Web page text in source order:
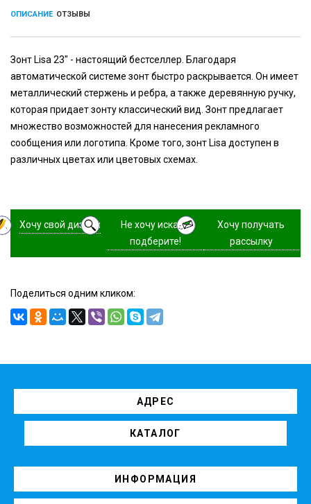
ОПИСАНИЕ ОТЗЫВЫ
Зонт Lisa 23" - настоящий бестселлер. Благодаря
автоматической системе зонт быстро раскрывается. Он имеет
металлический стержень и ребра, а также деревянную ручку,
которая придает зонту классический вид. Зонт предлагает
множество возможностей для нанесения рекламного
сообщения или логотипа. Кроме того, зонт Lisa доступен в
различных цветах или цветовых схемах.
Хочу свой дизайн
Не хочу искать,
подберите!
Хочу получать
рассылку
Поделиться одним кликом:
АДРЕС
КАТАЛОГ
ИНФОРМАЦИЯ